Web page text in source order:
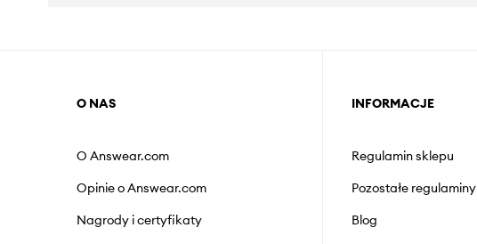
O NAS
O Answear.com
Opinie o Answear.com
Nagrody i certyfikaty
INFORMACJE
Regulamin sklepu
Pozostałe regulaminy
Blog